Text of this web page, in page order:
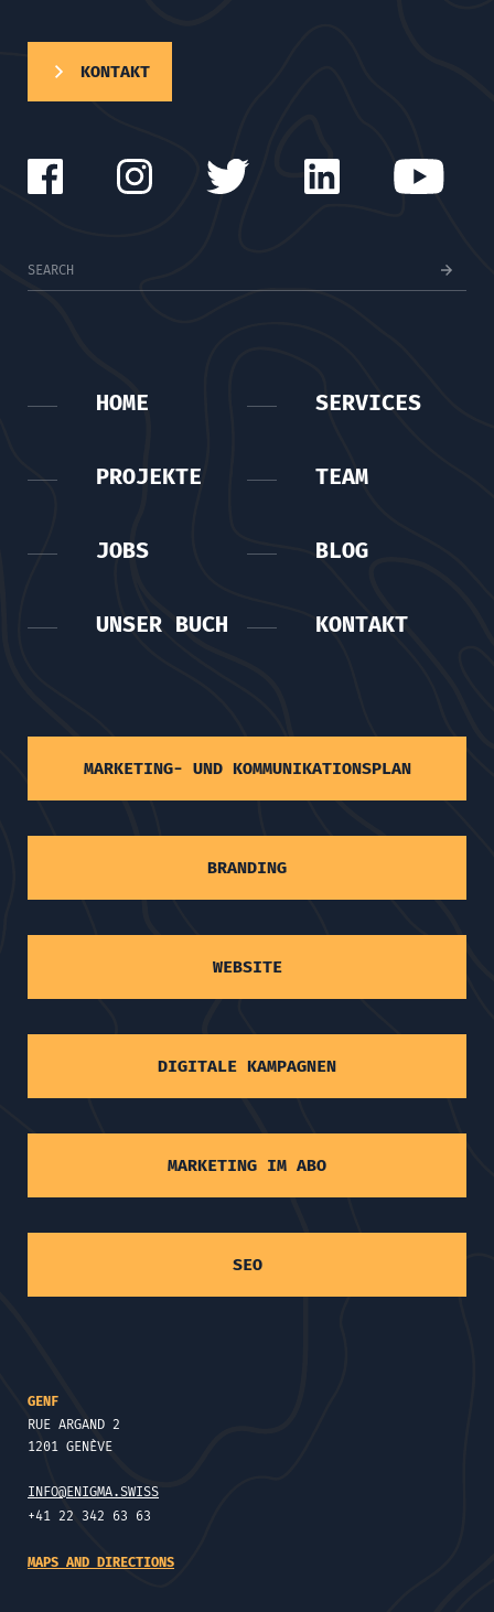
KONTAKT
HOME SERVICES
PROJEKTE TEAM
JOBS BLOG
UNSER BUCH KONTAKT
MARKETING- UND KOMMUNIKATIONSPLAN
BRANDING
WEBSITE
DIGITALE KAMPAGNEN
MARKETING IM ABO
SEO
GENF
RUE ARGAND 2
1201 GENÈVE
INFO@ENIGMA.SWISS
+41 22 342 63 63
MAPS AND DIRECTIONS